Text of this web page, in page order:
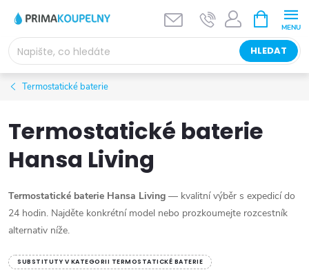
obsah
HLEDAT
NÁKUPNÍ
KOŠÍK
Termostatické baterie
Termostatické baterie
Hansa Living
Termostatické baterie Hansa Living — kvalitní výběr s expedicí do
24 hodin. Najděte konkrétní model nebo prozkoumejte rozcestník
alternativ níže.
SUBSTITUTY V KATEGORII TERMOSTATICKÉ BATERIE